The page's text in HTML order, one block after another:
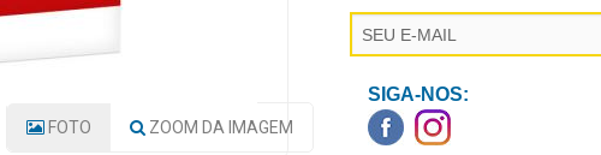
FOTO ZOOM DA IMAGEM
SIGA-NOS: